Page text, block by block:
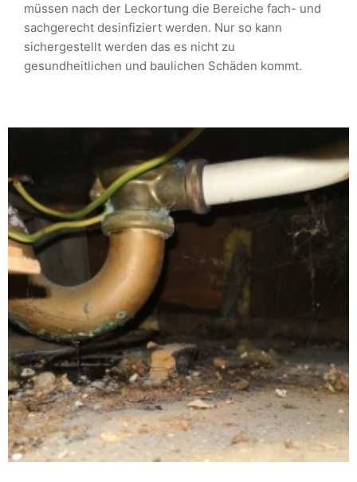
müssen nach der Leckortung die Bereiche fach- und
sachgerecht desinfiziert werden. Nur so kann
sichergestellt werden das es nicht zu
gesundheitlichen und baulichen Schäden kommt.